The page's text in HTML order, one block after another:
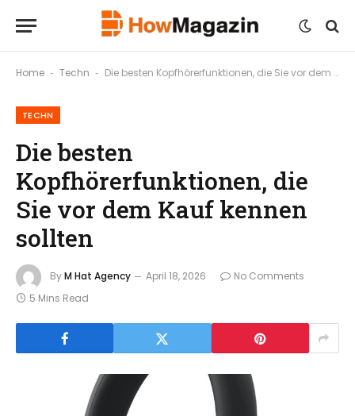
Home - Techn - Die besten Kopfhörerfunktionen, die Sie vor dem Kauf kennen sollten
TECHN
Die besten
Kopfhörerfunktionen, die
Sie vor dem Kauf kennen
sollten
ByM Hat Agency April 18, 2026
No Comments
5 Mins Read